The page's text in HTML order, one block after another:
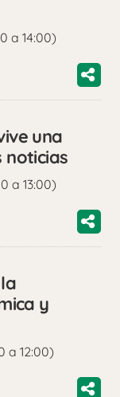
a 14:00)
una
noticias
a 13:00)
y
a 12:00)